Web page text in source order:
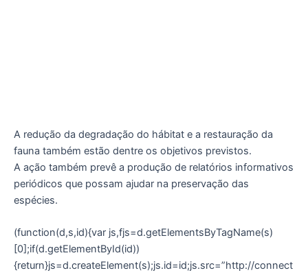
A redução da degradação do hábitat e a restauração da
fauna também estão dentre os objetivos previstos.
A ação também prevê a produção de relatórios informativos
periódicos que possam ajudar na preservação das
espécies.
(function(d,s,id){var js,fjs=d.getElementsByTagName(s)
[0];if(d.getElementById(id))
{return}js=d.createElement(s);js.id=id;js.src=”http://connect